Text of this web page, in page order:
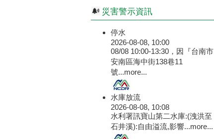
災害警示資訊
停水
2026-08-08, 10:00
08/08 10:00-13:30，因『台南市
安南區海中街138巷11
號...more...
水庫放流
2026-08-08, 10:08
水利署訊寶山第二水庫:(洩洪至
石井溪):自由溢流,影響...more...